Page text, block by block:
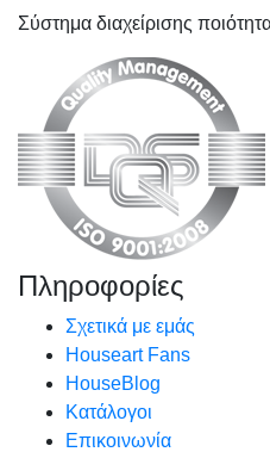
Σύστημα διαχείρισης
Πληροφορίες
Σχετικά με εμάς
Houseart Fans
HouseBlog
Κατάλογοι
Επικοινωνία